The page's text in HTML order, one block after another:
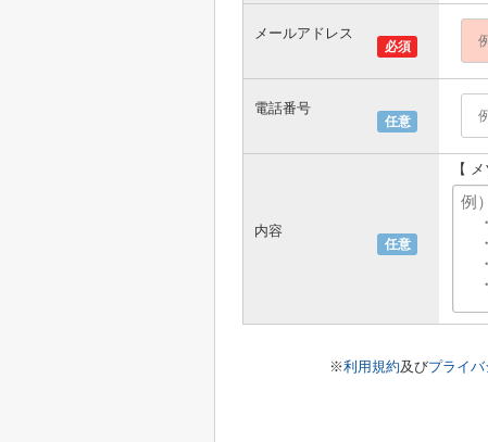
必須
メールアドレス
任意
電話番号
任意
内容
【
※利用規約及びプライバ